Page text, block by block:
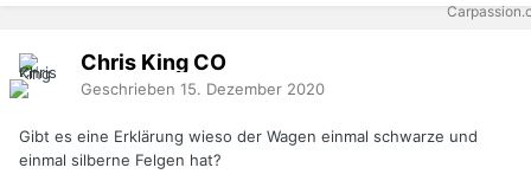
Chris King CO
Geschrieben 15. Dezember 2020
Gibt es eine Erklärung wieso der Wagen einmal schwarze und
einmal silberne Felgen hat?